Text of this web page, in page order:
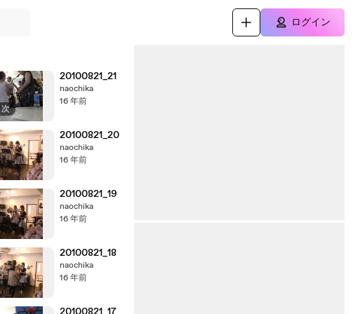
ログイン
次
20100821_21
naochika
16 年前
20100821_20
naochika
16 年前
20100821_19
naochika
16 年前
20100821_18
naochika
16 年前